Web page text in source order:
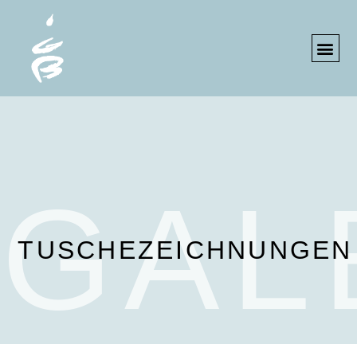
TUSCHEZEICHNUNGEN